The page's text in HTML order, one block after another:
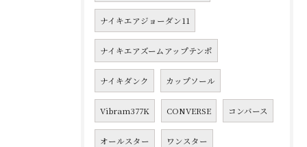
ナイキエアジョーダン11
ナイキエアズームアップテンポ
ナイキダンク カップソール
Vibram377K CONVERSE コンバース
オールスター ワンスター